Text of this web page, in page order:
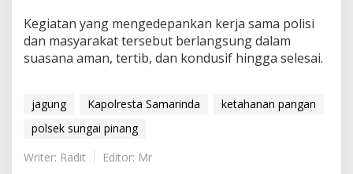
Kegiatan yang mengedepankan kerja sama polisi
dan masyarakat tersebut berlangsung dalam
suasana aman, tertib, dan kondusif hingga selesai.
jagung Kapolresta Samarinda
ketahanan pangan
polsek sungai pinang
Writer: Radit
Editor: Mr